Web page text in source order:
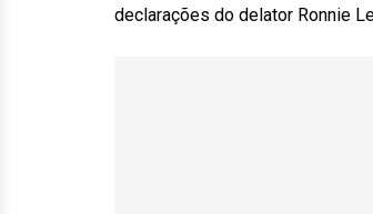
declarações do delator Ronnie